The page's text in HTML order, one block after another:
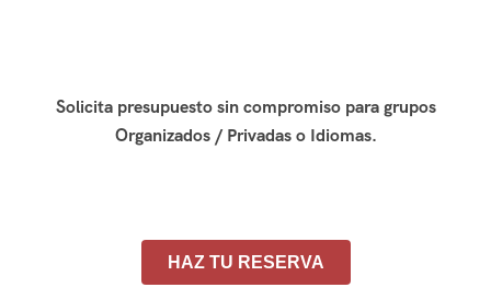
Solicita presupuesto sin compromiso para grupos
Organizados / Privadas o Idiomas.
HAZ TU RESERVA